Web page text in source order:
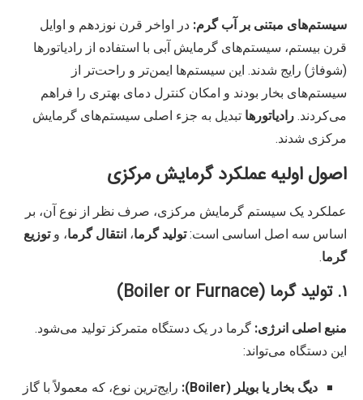
سیستم‌های مبتنی بر آب گرم: در اواخر قرن نوزدهم و اوایل
قرن بیستم، سیستم‌های گرمایش آبی با استفاده از رادیاتورها
(شوفاژ) رایج شدند. این سیستم‌ها ایمن‌تر و راحت‌تر از
سیستم‌های بخار بودند و امکان کنترل دمای بهتری را فراهم
می‌کردند.رادیاتورها تبدیل به جزء اصلی سیستم‌های گرمایش
مرکزی شدند.
اصول اولیه عملکرد گرمایش مرکزی
عملکرد یک سیستم گرمایش مرکزی، صرف نظر از نوع آن، بر
اساس سه اصل اساسی است:تولید گرما، انتقال گرما، وتوزیع
گرما.
۱. تولید گرما (Boiler or Furnace)
منبع اصلی انرژی: گرما در یک دستگاه متمرکز تولید می‌شود.
این دستگاه می‌تواند:
دیگ بخار یا بویلر (Boiler):
رایج‌ترین نوع، که معمولاً با گاز